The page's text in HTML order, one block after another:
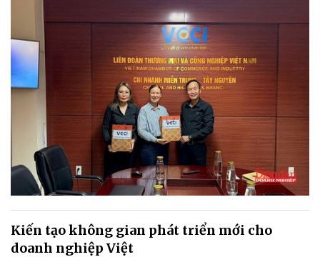
Kiến tạo không gian phát triển mới cho
doanh nghiệp Việt